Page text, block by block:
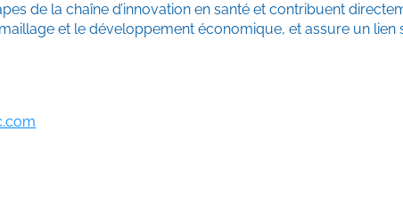
de la chaîne d’innovation en santé et contribuent
et le développement économique, et assure un